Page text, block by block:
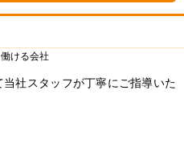
働ける会社
社スタッフが丁寧にご指導いた